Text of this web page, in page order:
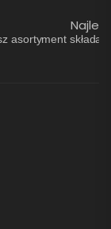
światowych